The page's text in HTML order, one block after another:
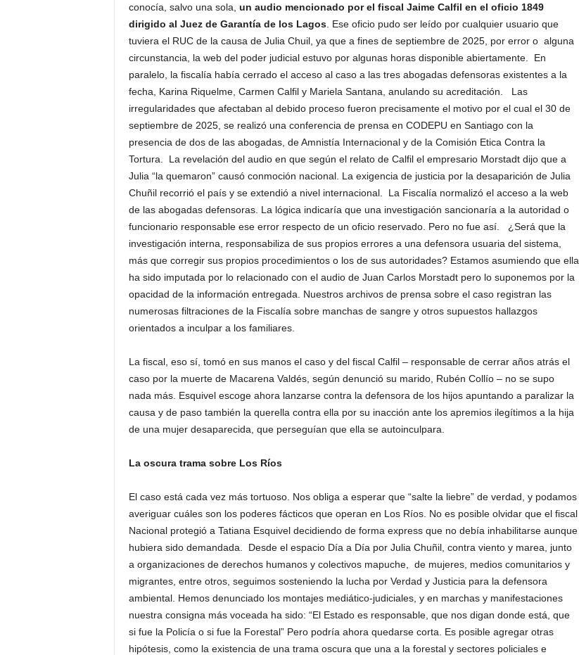
conocía, salvo una sola, un audio mencionado por el fiscal Jaime Calfil en el oficio 1849
dirigido al Juez de Garantía de los Lagos. Ese oficio pudo ser leído por cualquier usuario que
tuviera el RUC de la causa de Julia Chuil, ya que a fines de septiembre de 2025, por error o alguna
circunstancia, la web del poder judicial estuvo por algunas horas disponible abiertamente. En
paralelo, la fiscalía había cerrado el acceso al caso a las tres abogadas defensoras existentes a la
fecha, Karina Riquelme, Carmen Calfil y Mariela Santana, anulando su acreditación. Las
irregularidades que afectaban al debido proceso fueron precisamente el motivo por el cual el 30 de
septiembre de 2025, se realizó una conferencia de prensa en CODEPU en Santiago con la
presencia de dos de las abogadas, de Amnistía Internacional y de la Comisión Etica Contra la
Tortura. La revelación del audio en que según el relato de Calfil el empresario Morstadt dijo que a
Julia “la quemaron” causó conmoción nacional. La exigencia de justicia por la desaparición de Julia
Chuñil recorrió el país y se extendió a nivel internacional. La Fiscalía normalizó el acceso a la web
de las abogadas defensoras. La lógica indicaría que una investigación sancionaría a la autoridad o
funcionario responsable ese error respecto de un oficio reservado. Pero no fue así. ¿Será que la
investigación interna, responsabiliza de sus propios errores a una defensora usuaria del sistema,
más que corregir sus propios procedimientos o los de sus autoridades? Estamos asumiendo que ella
ha sido imputada por lo relacionado con el audio de Juan Carlos Morstadt pero lo suponemos por la
opacidad de la información entregada. Nuestros archivos de prensa sobre el caso registran las
numerosas filtraciones de la Fiscalía sobre manchas de sangre y otros supuestos hallazgos
orientados a inculpar a los familiares.
La fiscal, eso sí, tomó en sus manos el caso y del fiscal Calfil – responsable de cerrar años atrás el
caso por la muerte de Macarena Valdés, según denunció su marido, Rubén Collío – no se supo
nada más. Esquivel escoge ahora lanzarse contra la defensora de los hijos apuntando a paralizar la
causa y de paso también la querella contra ella por su inacción ante los apremios ilegítimos a la hija
de una mujer desaparecida, que perseguían que ella se autoinculpara.
La oscura trama sobre Los Ríos
El caso está cada vez más tortuoso. Nos obliga a esperar que “salte la liebre” de verdad, y podamos
averiguar cuáles son los poderes fácticos que operan en Los Ríos. No es posible olvidar que el fiscal
Nacional protegió a Tatiana Esquivel decidiendo de forma express que no debía inhabilitarse aunque
hubiera sido demandada. Desde el espacio Día a Día por Julia Chuñil, contra viento y marea, junto
a organizaciones de derechos humanos y colectivos mapuche, de mujeres, medios comunitarios y
migrantes, entre otros, seguimos sosteniendo la lucha por Verdad y Justicia para la defensora
ambiental. Hemos denunciado los montajes mediático-judiciales, y en marchas y manifestaciones
nuestra consigna más voceada ha sido: “El Estado es responsable, que nos digan donde está, que
si fue la Policía o si fue la Forestal” Pero podría ahora quedarse corta. Es posible agregar otras
hipótesis, como la existencia de una trama oscura que una a la forestal y sectores policiales e